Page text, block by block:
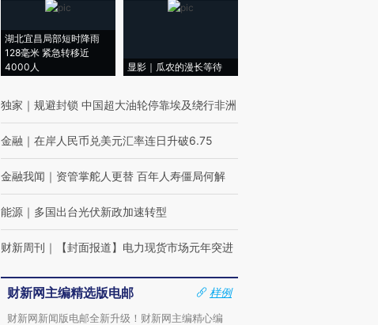
湖北宜昌局部短时降雨
128毫米 紧急转移近
4000人
显影｜瓜农的漫长等待
独家 ｜ 规避封锁 中国超大油轮停靠埃及绕行非洲
金融 ｜ 在岸人民币兑美元汇率连日升破6.75
金融我闻 ｜ 资管掌舵人更替 百年人寿僵局何解
能源 ｜ 多国出台光伏新政加速转型
财新周刊 ｜ 【封面报道】电力现货市场元年突进
财新网主编精选版电邮
样例
财新网新闻版电邮全新升级！财新网主编精心编